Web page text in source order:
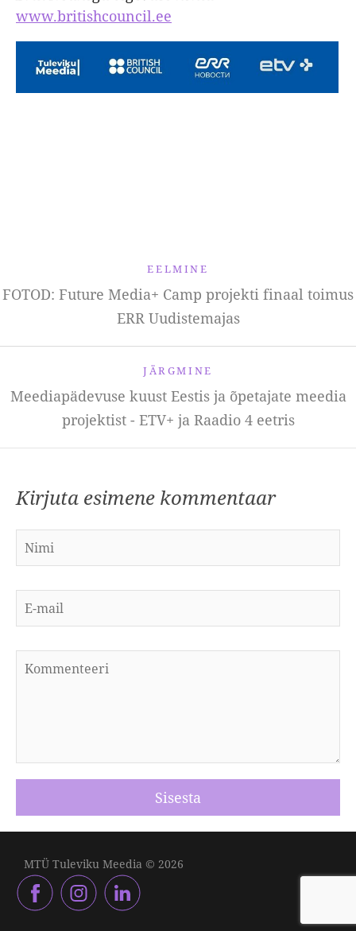
www.britishcouncil.ee
EELMINE
FOTOD: Future Media+ Camp projekti finaal toimus
ERR Uudistemajas
JÄRGMINE
Meediapädevuse kuust Eestis ja õpetajate meedia
projektist - ETV+ ja Raadio 4 eetris
Kirjuta esimene kommentaar
MTÜ Tuleviku Meedia © 2026